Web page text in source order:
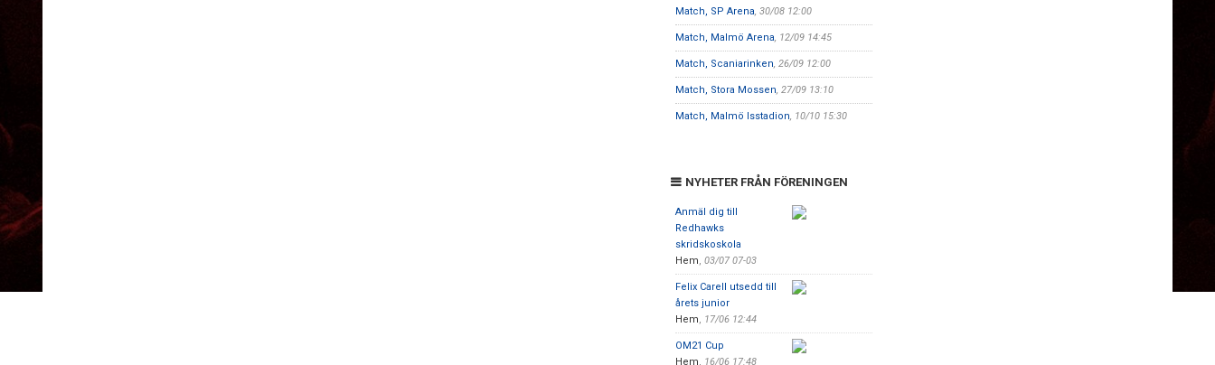
Match, SP Arena, 30/08 12:00
Match, Malmö Arena, 12/09 14:45
Match, Scaniarinken, 26/09 12:00
Match, Stora Mossen, 27/09 13:10
Match, Malmö Isstadion, 10/10 15:30
NYHETER FRÅN FÖRENINGEN
Anmäl dig till
Redhawks
skridskoskola
Hem, 03/07 07-03
Felix Carell utsedd till
årets junior
Hem, 17/06 12:44
OM21 Cup
Hem, 16/06 17:48